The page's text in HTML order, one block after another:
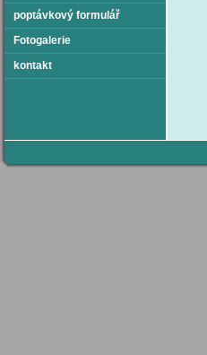
poptávkový formulář
Fotogalerie
kontakt